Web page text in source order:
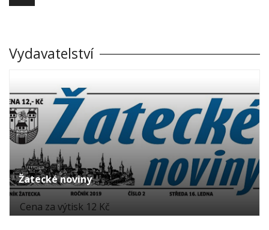
Vydavatelství
Žatecké noviny
Cena za výtisk 12 Kč